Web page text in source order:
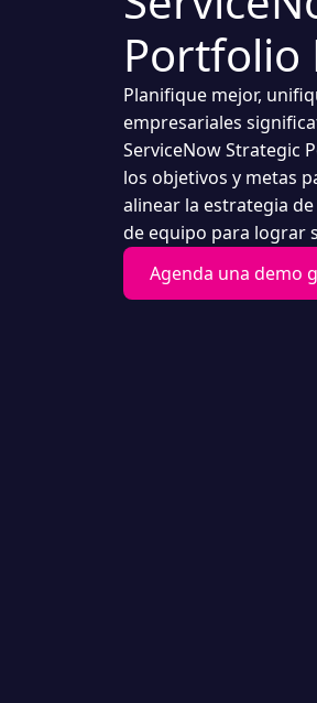
Portfolio
Planifique mejor,
empresariales
ServiceNow Strategic
los objetivos y metas
alinear la estrategia
de equipo para lograr
Agenda una demo